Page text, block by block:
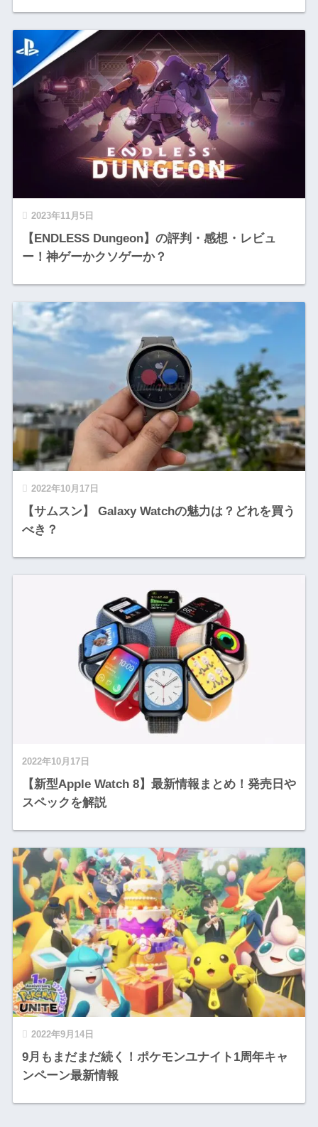
2023年11月5日
【ENDLESS Dungeon】の評判・感想・レビュ
ー！神ゲーかクソゲーか？
2022年10月17日
【サムスン】 Galaxy Watchの魅力は？どれを買う
べき？
2022年10月17日
【新型Apple Watch 8】最新情報まとめ！発売日や
スペックを解説
2022年9月14日
9月もまだまだ続く！ポケモンユナイト1周年キャ
ンペーン最新情報